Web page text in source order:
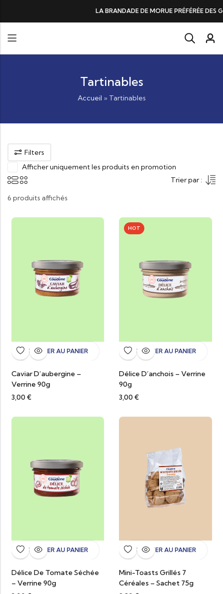
LA BRANDADE DE MORUE PRÉFÉRÉE DES GOURMANDS, N°1
Tartinables
Accueil » Tartinables
Filters
Afficher uniquement les produits en promotion
Trier par :
6 produits affichés
AJOUTER AU PANIER
Caviar D’aubergine –
Verrine 90g
3,00 €
HOT
AJOUTER AU PANIER
Délice D’anchois – Verrine
90g
3,00 €
AJOUTER AU PANIER
Délice De Tomate Séchée
– Verrine 90g
AJOUTER AU PANIER
Mini-Toasts Grillés 7
Céréales – Sachet 75g